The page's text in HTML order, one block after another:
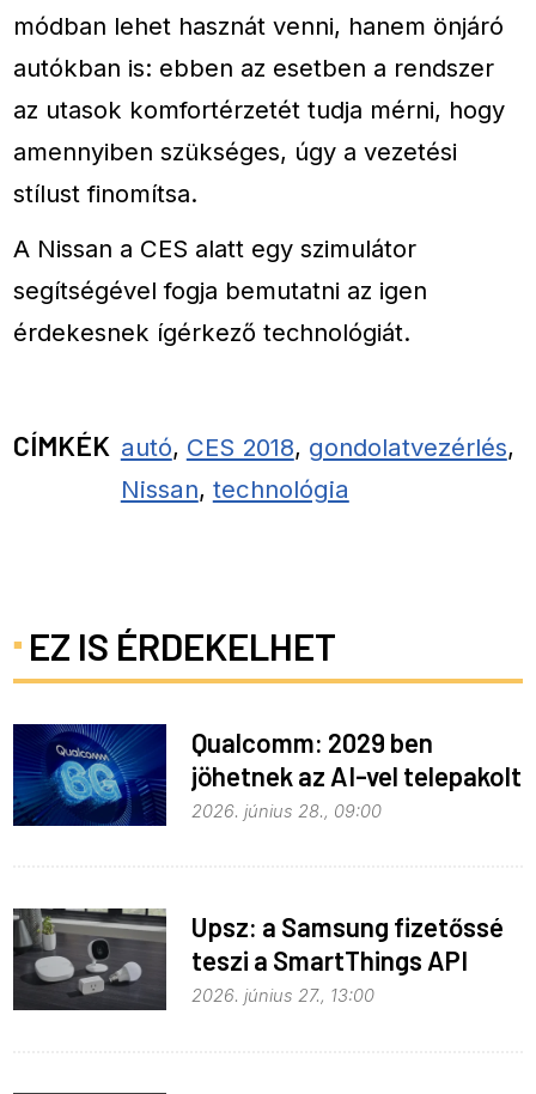
módban lehet hasznát venni, hanem önjáró
autókban is: ebben az esetben a rendszer
az utasok komfortérzetét tudja mérni, hogy
amennyiben szükséges, úgy a vezetési
stílust finomítsa.
A Nissan a CES alatt egy szimulátor
segítségével fogja bemutatni az igen
érdekesnek ígérkező technológiát.
CÍMKÉK autó, CES 2018, gondolatvezérlés,
Nissan, technológia
EZ IS ÉRDEKELHET
Qualcomm: 2029 ben
jöhetnek az AI-vel telepakolt
6G-s telefonok
2026. június 28., 09:00
Upsz: a Samsung fizetőssé
teszi a SmartThings API
hozzáférést
2026. június 27., 13:00